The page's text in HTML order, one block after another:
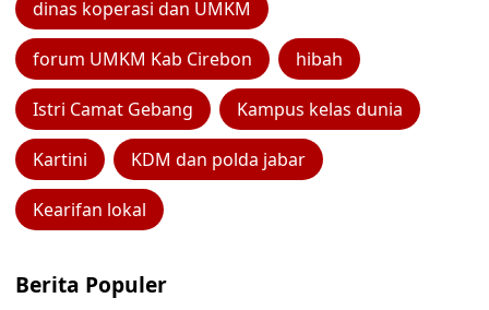
dinas koperasi dan UMKM
forum UMKM Kab Cirebon hibah
Istri Camat Gebang Kampus kelas dunia
Kartini KDM dan polda jabar
Kearifan lokal
Berita Populer